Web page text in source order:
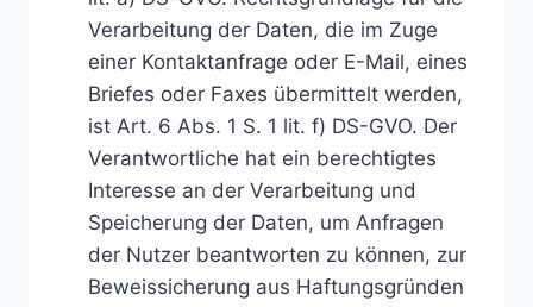
Verarbeitung der Daten, die im Zuge
einer Kontaktanfrage oder E-Mail, eines
Briefes oder Faxes übermittelt werden,
ist Art. 6 Abs. 1 S. 1 lit. f) DS-GVO. Der
Verantwortliche hat ein berechtigtes
Interesse an der Verarbeitung und
Speicherung der Daten, um Anfragen
der Nutzer beantworten zu können, zur
Beweissicherung aus Haftungsgründen